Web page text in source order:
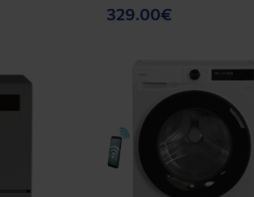
329.00€